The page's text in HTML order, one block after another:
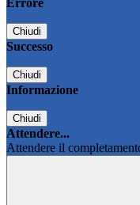
Errore
Chiudi
Successo
Chiudi
Informazione
Chiudi
Attendere...
Attendere il